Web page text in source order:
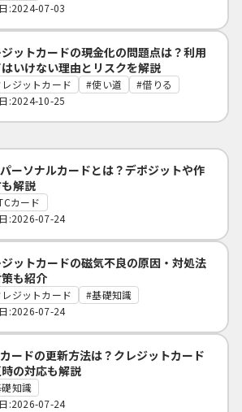
:2024-07-03
ットカードの現金化の問題点は？利用
はいけない理由とリスクを解説
レジットカード 使い道
借りる
:2024-10-25
ーソナルカードとは？デポジットや作
も解説
カード
:2026-07-24
ットカードの磁気不良の原因・対処法
策も紹介
レジットカード
基礎知識
:2026-07-24
ードの更新方法は？クレジットカード
の対応も解説
知識
:2026-07-24